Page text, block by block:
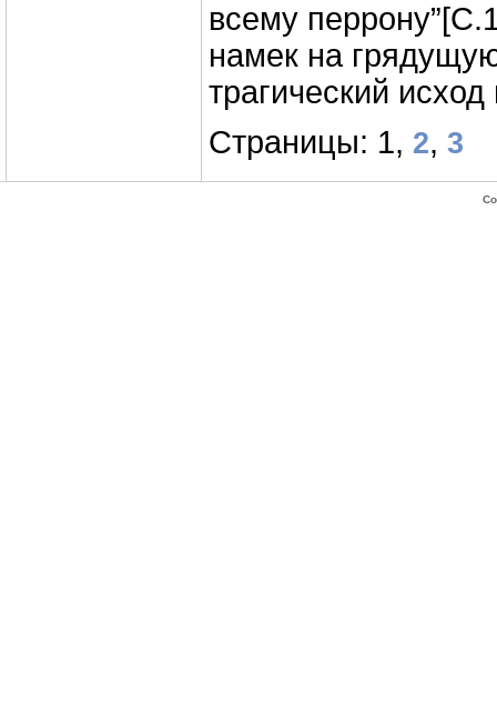
всему
намек на
трагический
Страницы: 1, 2, 3